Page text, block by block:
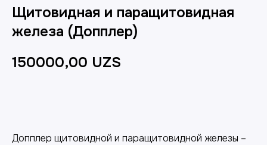
Щитовидная и паращитовидная
железа (Допплер)
150000,00 UZS
Допплер щитовидной и паращитовидной железы –